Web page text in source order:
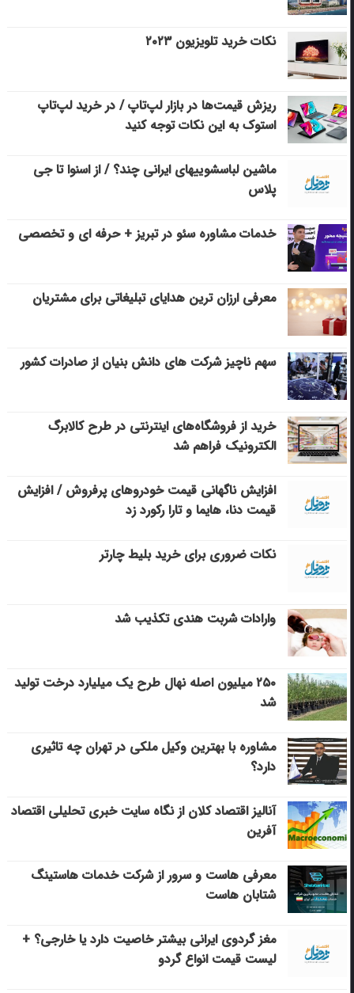
نکات خرید تلویزیون ۲۰۲۳
ریزش قیمت‌ها در بازار لپ‌تاپ / در خرید لپ‌تاپ
استوک به این نکات توجه کنید
ماشین لباسشویی‎های ایرانی چند؟ / از اسنوا تا جی
پلاس
خدمات مشاوره سئو در تبریز + حرفه ای و تخصصی
معرفی ارزان ترین هدایای تبلیغاتی برای مشتریان
سهم ناچیز شرکت های دانش بنیان از صادرات کشور
خرید از فروشگاه‌های اینترنتی در طرح کالابرگ
الکترونیک فراهم شد
افزایش ناگهانی قیمت خودروهای پرفروش / افزایش
قیمت دنا، هایما و تارا رکورد زد
نکات ضروری برای خرید بلیط چارتر
وارادات شربت هندی تکذیب شد
۲۵۰ میلیون اصله نهال طرح یک میلیارد درخت تولید
شد
مشاوره با بهترین وکیل ملکی در تهران چه تاثیری
دارد؟
آنالیز اقتصاد کلان از نگاه سایت خبری تحلیلی اقتصاد
آفرین
معرفی هاست و سرور از شرکت خدمات هاستینگ
شتابان هاست
مغز گردوی ایرانی بیشتر خاصیت دارد یا خارجی؟ +
لیست قیمت انواع گردو